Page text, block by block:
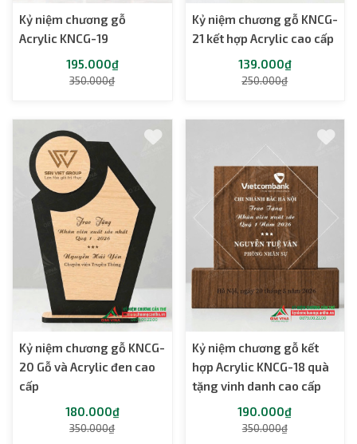
Kỷ niệm chương gỗ
Acrylic KNCG-19
195.000₫
350.000₫
Kỷ niệm chương gỗ KNCG-
21 kết hợp Acrylic cao cấp
139.000₫
250.000₫
Kỷ niệm chương gỗ KNCG-
20 Gỗ và Acrylic đen cao
cấp
180.000₫
350.000₫
Kỷ niệm chương gỗ kết
hợp Acrylic KNCG-18 quà
tặng vinh danh cao cấp
190.000₫
350.000₫